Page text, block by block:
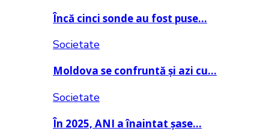
Încă cinci sonde au fost puse…
Societate
Moldova se confruntă și azi cu…
Societate
În 2025, ANI a înaintat șase…